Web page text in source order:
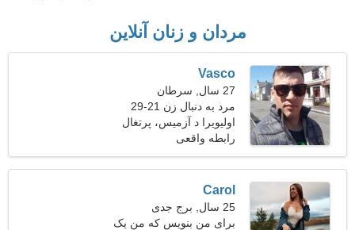
مردان و زنان آنلاین
Vasco
27 سال, سرطان
مرد به دنبال زن 21-29
اولیویرا د آزمیس، پرتغال
رابطه واقعی
Carol
25 سال, برج جدی
برای من بنویس که من یک